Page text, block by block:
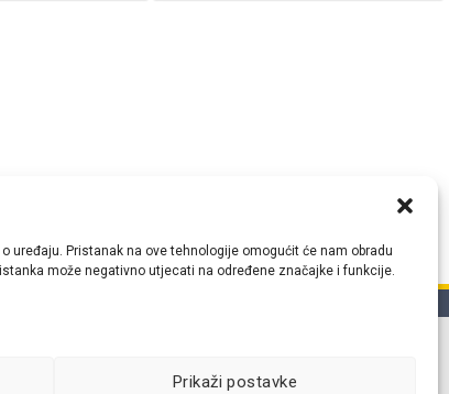
Pristanak na ove tehnologije omogućit će nam obradu
može negativno utjecati na određene značajke i funkcije.
Prikaži postavke